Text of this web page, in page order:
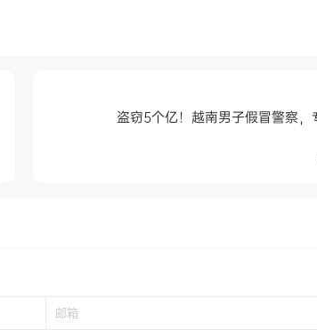
盗窃5个亿！越南男子假冒警察，